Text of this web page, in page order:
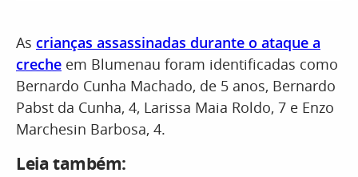
As crianças assassinadas durante o ataque a
creche em Blumenau foram identificadas como
Bernardo Cunha Machado, de 5 anos, Bernardo
Pabst da Cunha, 4, Larissa Maia Roldo, 7 e Enzo
Marchesin Barbosa, 4.
Leia também: